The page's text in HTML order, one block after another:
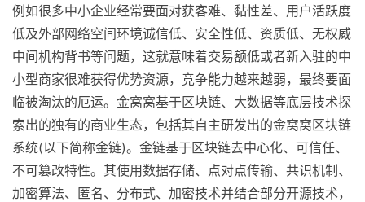
例如很多中小企业经常要面对获客难、黏性差、用户活跃度
低及外部网络空间环境诚信低、安全性低、资质低、无权威
中间机构背书等问题，这就意味着交易额低或者新入驻的中
小型商家很难获得优势资源，竞争能力越来越弱，最终要面
临被淘汰的厄运。金窝窝基于区块链、大数据等底层技术探
索出的独有的商业生态，包括其自主研发出的金窝窝区块链
系统(以下简称金链)。金链基于区块链去中心化、可信任、
不可篡改特性。其使用数据存储、点对点传输、共识机制、
加密算法、匿名、分布式、加密技术并结合部分开源技术，